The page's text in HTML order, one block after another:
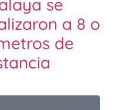
se
a 8 o
de